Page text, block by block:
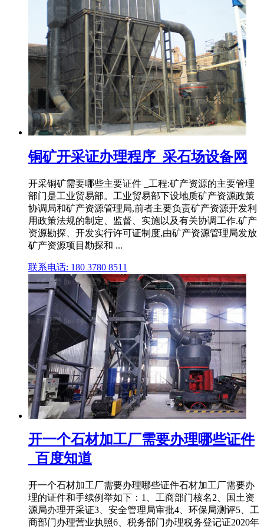
铜矿开采证办理程序_采石场设备网
开采铜矿需要哪些主要证件 _工程:矿产资源的主要管理
部门是工业贸易部。工业贸易部下设地质矿产资源政策
协调局和矿产资源管理局,前者主要负责矿产资源开发利
用政策法规的制定、监督、实施以及有关协调工作.矿产
资源勘探、开发实行许可证制度,由矿产资源管理局发放
矿产资源项目勘探和 ...
联系电话: 180 3780 8511
开一个石材加工厂需要办理哪些证件
_百度知道
开一个石材加工厂需要办理哪些证件石材加工厂需要办
理的证件和手续例举如下：1、工商部门核名2、国土资
源局办理开采证3、安全管理局审批4、环保局测评5、工
商部门办理营业执照6、税务部门办理税务登记证2020年